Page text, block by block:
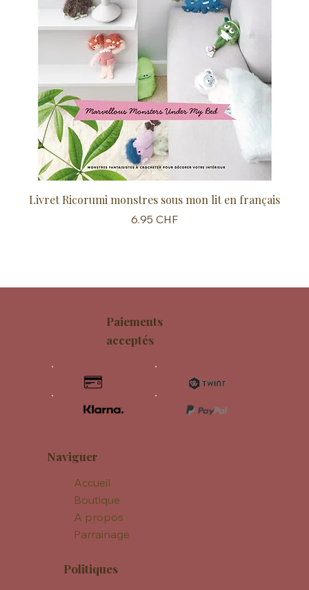
Livret Ricorumi monstres sous mon lit en français
Prix
6.95 CHF
Naviguer
Accueil
Boutique
A propos
Parrainage
Politiques
Paiements
acceptés